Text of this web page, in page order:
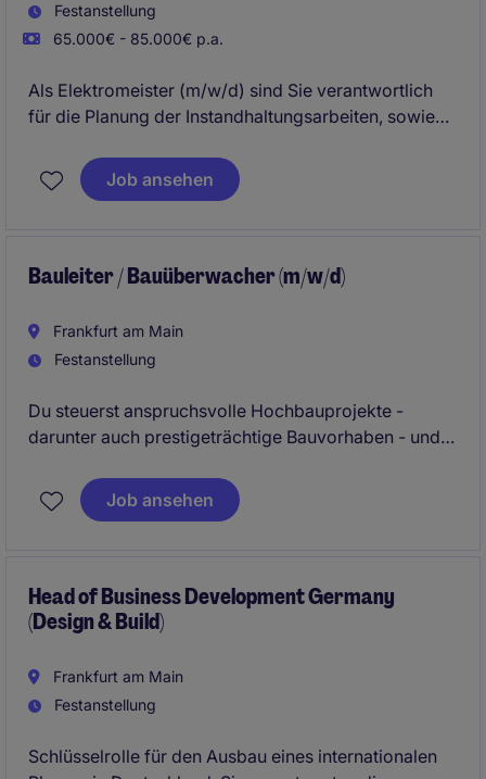
Festanstellung
65.000€ - 85.000€ p.a.
Als Elektromeister (m/w/d) sind Sie verantwortlich
für die Planung der Instandhaltungsarbeiten, sowie
elektrotechnischer Anlagen. Diese spannende
Position in Frankfurt bietet Ihnen die Möglichkeit, Ihre
Job ansehen
Bauleiter / Bauüberwacher (m/w/d)
Frankfurt am Main
Festanstellung
Du steuerst anspruchsvolle Hochbauprojekte -
darunter auch prestigeträchtige Bauvorhaben - und
Projektteam. Dabei verantwortest du die Umsetzung
auf der Baustelle und stellst sicher, dass Qualität,
Job ansehen
Head of Business Development Germany
(Design & Build)
Frankfurt am Main
Festanstellung
Schlüsselrolle für den Ausbau eines internationalen